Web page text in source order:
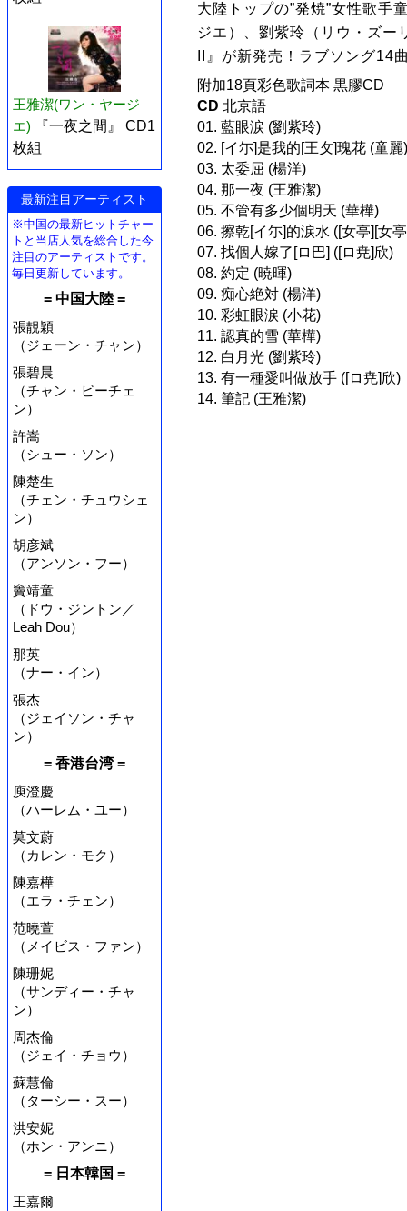
王雅潔(ワン・ヤージ
エ)
『一夜之間』 CD1
枚組
最新注目アーティスト
※中国の最新ヒットチャー
トと当店人気を総合した今
注目のアーティストです。
毎日更新しています。
= 中国大陸 =
張靚穎
（ジェーン・チャン）
張碧晨
（チャン・ビーチェ
ン）
許嵩
（シュー・ソン）
陳楚生
（チェン・チュウシェ
ン）
胡彦斌
（アンソン・フー）
竇靖童
（ドウ・ジントン／
Leah Dou）
那英
（ナー・イン）
張杰
（ジェイソン・チャ
ン）
= 香港台湾 =
庾澄慶
（ハーレム・ユー）
莫文蔚
（カレン・モク）
陳嘉樺
（エラ・チェン）
范曉萱
（メイビス・ファン）
陳珊妮
（サンディー・チャ
ン）
周杰倫
（ジェイ・チョウ）
蘇慧倫
（ターシー・スー）
洪安妮
（ホン・アンニ）
= 日本韓国 =
王嘉爾
大陸トップの”発焼”女性歌手
ジエ）、劉紫玲（リウ・ズー
II』が新発売！ラブソング14
附加18頁彩色歌詞本 黒膠CD
CD 北京語
01. 藍眼涙 (劉紫玲)
02. [イ尓]是我的[王攵]瑰花 (童麗)
03. 太委屈 (楊洋)
04. 那一夜 (王雅潔)
05. 不管有多少個明天 (華樺)
06. 擦乾[イ尓]的涙水 ([女亭][女
07. 找個人嫁了[ロ巴] ([ロ尭]欣)
08. 約定 (暁暉)
09. 痴心絶対 (楊洋)
10. 彩虹眼涙 (小花)
11. 認真的雪 (華樺)
12. 白月光 (劉紫玲)
13. 有一種愛叫做放手 ([ロ尭]欣)
14. 筆記 (王雅潔)